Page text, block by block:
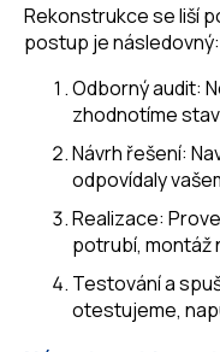
Rekonstrukce se liší
postup je následovný:
Odborný audit:
zhodnotíme
Návrh řešení:
odpovídaly
Realizace:
potrubí, montáž
Testování a
otestujeme,